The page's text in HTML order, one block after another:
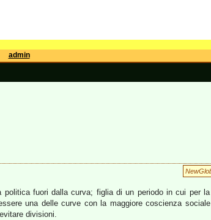
admin
fuori dalla curva; figlia di un periodo in cui per
una delle curve con la maggiore coscienza
divisioni.